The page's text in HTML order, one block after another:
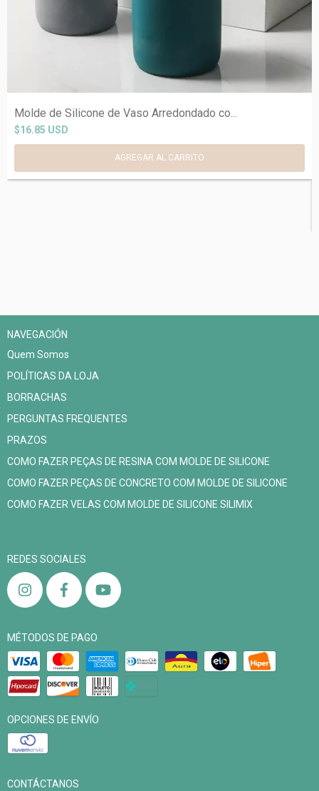
Molde de Silicone de Vaso Arredondado co...
$16.85 USD
AGREGAR AL CARRITO
NAVEGACIÓN
Quem Somos
POLÍTICAS DA LOJA
BORRACHAS
PERGUNTAS FREQUENTES
PRAZOS
COMO FAZER PEÇAS DE RESINA COM MOLDE DE SILICONE
COMO FAZER PEÇAS DE CONCRETO COM MOLDE DE SILICONE
COMO FAZER VELAS COM MOLDE DE SILICONE SILIMIX
REDES SOCIALES
MÉTODOS DE PAGO
OPCIONES DE ENVÍO
CONTÁCTANOS